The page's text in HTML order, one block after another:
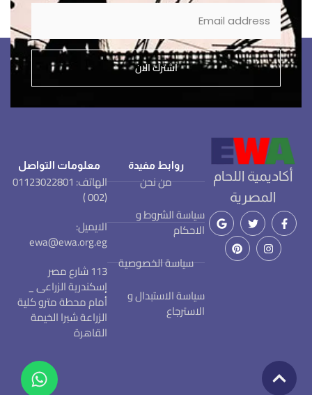
اشترك الان
أكاديمية اللحام
المصرية
روابط مفيدة
من نحن
سياسة الشروط و
الاحكام
سياسة الخصوصية
سياسة الاستبدال و
الاسترجاع
معلومات التواصل
الهاتف: 01123022801
(002 )
الايميل:
ewa@ewa.org.eg
113 شارع مصر
إسكندرية الزراعى _
أمام محطة مترو كلية
الزراعة شبرا الخيمة
القاهرة